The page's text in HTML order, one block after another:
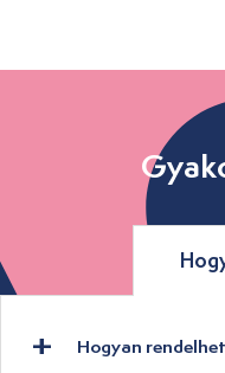
Hogyan